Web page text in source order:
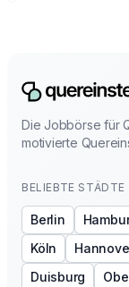
Die Jobbörse für
motivierte
BELIEBTE STÄDTE
Berlin
Köln
Duisburg